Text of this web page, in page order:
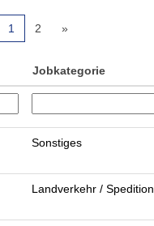
1 2 »
Jobkategorie
Sonstiges
Landverkehr / Spedition